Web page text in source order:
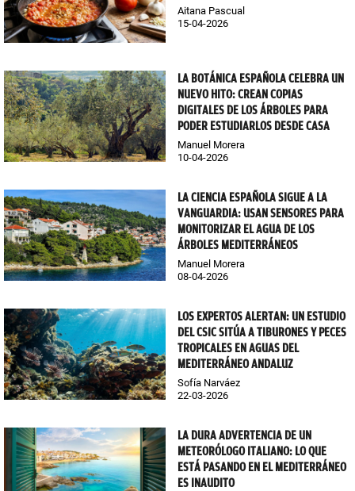
Aitana Pascual
15-04-2026
LA BOTÁNICA ESPAÑOLA CELEBRA UN
NUEVO HITO: CREAN COPIAS
DIGITALES DE LOS ÁRBOLES PARA
PODER ESTUDIARLOS DESDE CASA
Manuel Morera
10-04-2026
LA CIENCIA ESPAÑOLA SIGUE A LA
VANGUARDIA: USAN SENSORES PARA
MONITORIZAR EL AGUA DE LOS
ÁRBOLES MEDITERRÁNEOS
Manuel Morera
08-04-2026
LOS EXPERTOS ALERTAN: UN ESTUDIO
DEL CSIC SITÚA A TIBURONES Y PECES
TROPICALES EN AGUAS DEL
MEDITERRÁNEO ANDALUZ
Sofía Narváez
22-03-2026
LA DURA ADVERTENCIA DE UN
METEORÓLOGO ITALIANO: LO QUE
ESTÁ PASANDO EN EL MEDITERRÁNEO
ES INAUDITO